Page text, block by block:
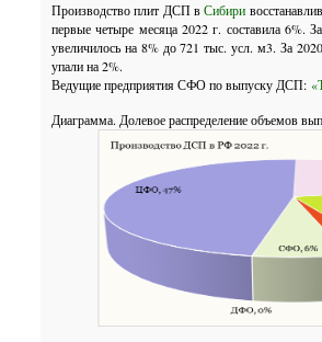
Производство плит ДСП в Сибири
первые четыре месяца 2022 г. составила
увеличилось на 8% до 721 тыс. усл. м3. За
упали на 2%.
Ведущие предприятия СФО по выпуску ДСП:
Диаграмма. Долевое распределение объемов